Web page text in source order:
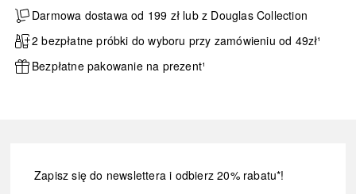
Darmowa dostawa od 199 zł lub z Douglas Collection
2 bezpłatne próbki do wyboru przy zamówieniu od 49zł¹
Bezpłatne pakowanie na prezent¹
Zapisz się do newslettera i odbierz 20% rabatu*!